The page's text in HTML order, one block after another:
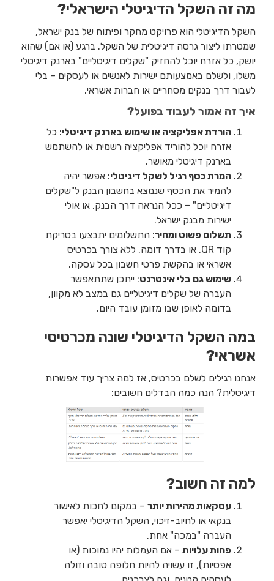
מה זה השקל הדיגיטלי הישראלי?
השקל הדיגיטלי הוא פרויקט מחקר ופיתוח של בנק ישראל,
שמטרתו ליצור גרסה דיגיטלית של השקל. ברגע (או אם) שהוא
יושק, כל אזרח יוכל להחזיק "שקלים דיגיטליים" בארנק דיגיטלי
משלו, ולשלם באמצעותם ישירות לאנשים או לעסקים – בלי
לעבור דרך בנקים מסחריים או חברות אשראי.
איך זה אמור לעבוד בפועל?
הורדת אפליקציה או שימוש בארנק דיגיטלי: כל
אזרח יוכל להוריד אפליקציה רשמית או להשתמש
בארנק דיגיטלי מאושר.
המרת כסף רגיל לשקל דיגיטלי: אפשר יהיה
להמיר את הכסף שנמצא בחשבון הבנק ל"שקלים
דיגיטליים" – ככל הנראה דרך הבנק, או אולי
ישירות מבנק ישראל.
תשלום פשוט ומהיר: התשלומים יתבצעו בסריקת
קוד QR, או בדרך דומה, ללא צורך בכרטיס
אשראי או בהקשת פרטי חשבון בכל עסקה.
שימוש גם בלי אינטרנט: ייתכן שתתאפשר
העברה של שקלים דיגיטליים גם במצב לא מקוון,
בדומה לאופן שבו מזומן עובד היום.
במה השקל הדיגיטלי שונה מכרטיסי
אשראי?
אנחנו רגילים לשלם בכרטיס, אז למה צריך עוד אפשרות
דיגיטלית? הנה כמה הבדלים חשובים:
למה זה חשוב?
עסקאות מהירות יותר – במקום לחכות לאישור
בנקאי או לחיוב-זיכוי, השקל הדיגיטלי יאפשר
העברה "במכה" אחת.
פחות עלויות – אם העמלות יהיו נמוכות (או
אפסיות), זו עשויה להיות חלופה טובה וזולה